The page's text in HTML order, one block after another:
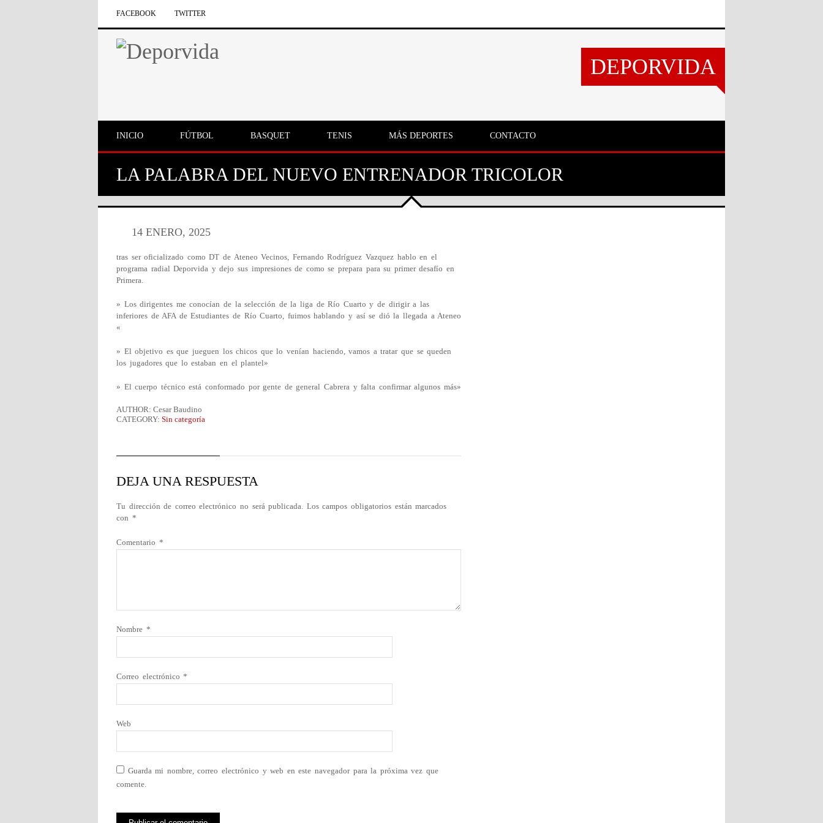
FACEBOOK TWITTER
DEPORVIDA
INICIO FÚTBOL BASQUET TENIS MÁS DEPORTES CONTACTO
LA PALABRA DEL NUEVO ENTRENADOR TRICOLOR
14 ENERO, 2025
tras ser oficializado como DT de Ateneo Vecinos, Fernando Rodríguez Vazquez hablo en el
programa radial Deporvida y dejo sus impresiones de como se prepara para su primer desafío en
Primera.
» Los dirigentes me conocían de la selección de la liga de Río Cuarto y de dirigir a las
inferiores de AFA de Estudiantes de Río Cuarto, fuimos hablando y así se dió la llegada a Ateneo
«
» El objetivo es que jueguen los chicos que lo venían haciendo, vamos a tratar que se queden
los jugadores que lo estaban en el plantel»
» El cuerpo técnico está conformado por gente de general Cabrera y falta confirmar algunos más»
AUTHOR: Cesar Baudino
CATEGORY: Sin categoría
DEJA UNA RESPUESTA
Tu dirección de correo electrónico no será publicada. Los campos obligatorios están marcados
con *
Comentario *
Nombre *
Correo electrónico*
Web
Guarda mi nombre, correo electrónico y web en este navegador para la próxima vez que
comente.